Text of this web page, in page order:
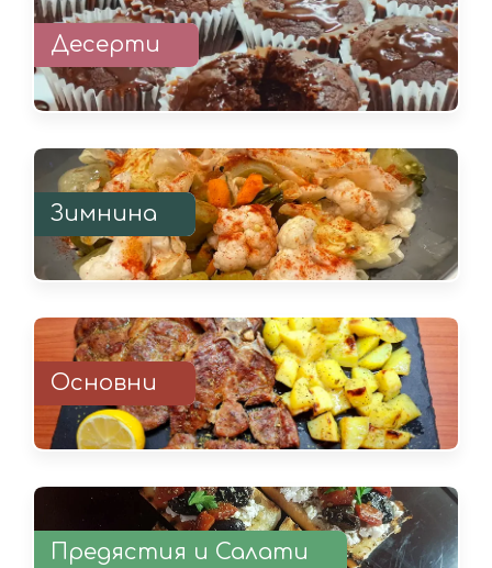
Десерти
Зимнина
Основни
Предястия и Салати